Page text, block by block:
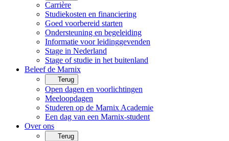
Carrière
Studiekosten en financiering
Goed voorbereid starten
Ondersteuning en begeleiding
Informatie voor leidinggevenden
Stage in Nederland
Stage of studie in het buitenland
Beleef de Marnix
Terug
Open dagen en voorlichtingen
Meeloopdagen
Studeren op de Marnix Academie
Een dag van een Marnix-student
Over ons
Terug